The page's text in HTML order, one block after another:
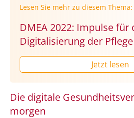
Lesen Sie mehr zu diesem Thema:
DMEA 2022: Impulse für
Digitalisierung der Pflege
Jetzt lesen
Die digitale
morgen